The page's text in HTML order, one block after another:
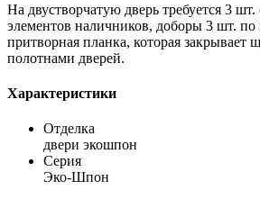
На двустворчатую дверь требуется 3
элементов наличников, доборы 3 шт. по
притворная планка, которая закрывает
полотнами дверей.
Характеристики
Отделка
двери экошпон
Серия
Эко-Шпон